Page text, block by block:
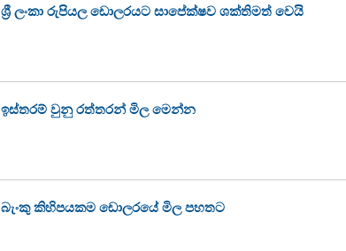
ශ්‍රී ලංකා රුපියල ඩොලරයට සාපේක්ෂව ශක්තිමත් වෙයි
ඉස්තරම් වුනු රත්තරන් මිල මෙන්න
බැංකු කිහිපයකම ඩොලරයේ මිල පහතට